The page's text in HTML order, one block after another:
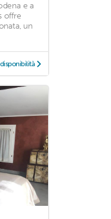
e a
offre
un